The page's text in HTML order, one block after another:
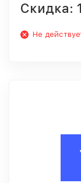
Скидка:
Не